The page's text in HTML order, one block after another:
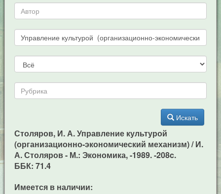
Искать
Столяров, И. А. Управление культурой
(организационно-экономический механизм) / И.
А. Столяров - М.: Экономика, -1989. -208c.
ББК: 71.4
Имеется в наличии: